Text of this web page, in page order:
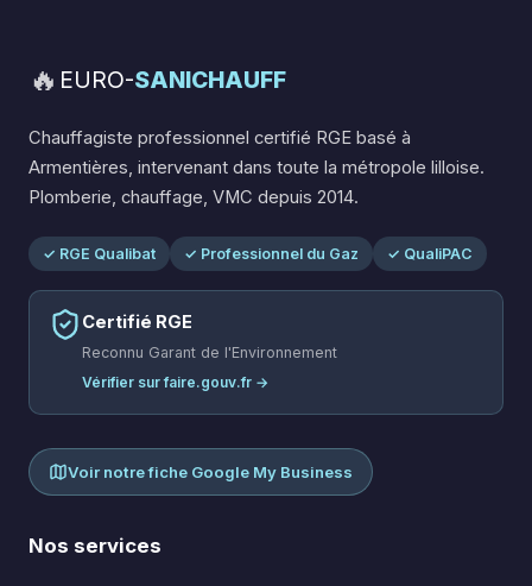
🔥 EURO-SANICHAUFF
Chauffagiste professionnel certifié RGE basé à
Armentières, intervenant dans toute la métropole lilloise.
Plomberie, chauffage, VMC depuis 2014.
✓ RGE Qualibat ✓ Professionnel du Gaz ✓ QualiPAC
Certifié RGE
Reconnu Garant de l'Environnement
Vérifier sur faire.gouv.fr →
Voir notre fiche Google My Business
Nos services